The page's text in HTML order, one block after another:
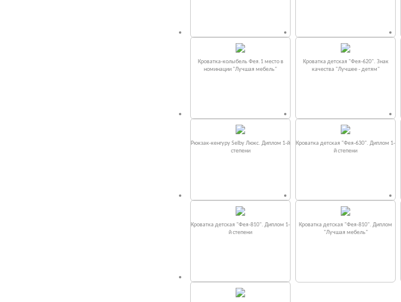
Кроватка-колыбель Фея.1 место в
номинации "Лучшая мебель"
Кроватка детская "Фея-620". Знак
качества "Лучшее - детям"
Рюкзак-кенгуру Selby Люкс. Диплом 1-й
степени
Кроватка детская "Фея-630". Диплом 1-
й степени
Кроватка детская "Фея-810". Диплом 1-
й степени
Кроватка детская "Фея-810". Диплом
"Лучшая мебель"